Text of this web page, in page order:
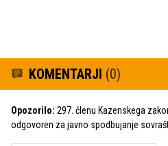
KOMENTARJI (0)
Opozorilo: 297. členu Kazenskega
odgovoren za javno spodbujanje